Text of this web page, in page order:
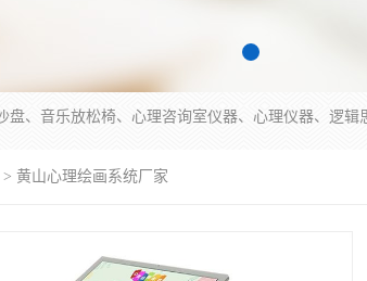
> 黄山心理绘画系统厂家